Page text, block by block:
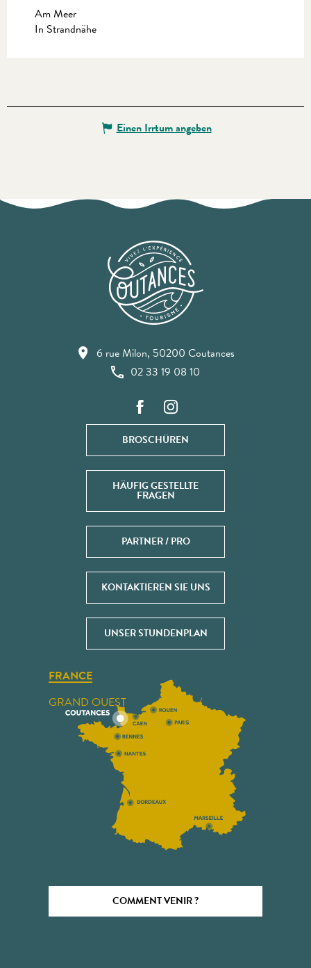
Am Meer
In Strandnähe
Einen Irrtum angeben
6 rue Milon, 50200 Coutances
02 33 19 08 10
BROSCHÜREN
HÄUFIG GESTELLTE
FRAGEN
PARTNER / PRO
KONTAKTIEREN SIE UNS
UNSER STUNDENPLAN
FRANCE
GRAND OUEST
COMMENT VENIR ?